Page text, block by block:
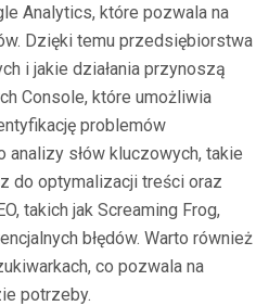
Analytics, które pozwala na
Dzięki temu przedsiębiorstwa
i jakie działania przynoszą
Console, które umożliwia
problemów
analizy słów kluczowych, takie
do optymalizacji treści oraz
takich jak Screaming Frog,
błędów. Warto również
co pozwala na
potrzeby.